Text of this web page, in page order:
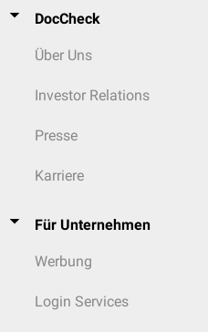
DocCheck
Über Uns
Investor Relations
Presse
Karriere
Für Unternehmen
Werbung
Login Services